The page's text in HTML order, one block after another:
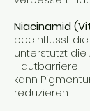
Niacinamid
beeinflusst
unterstützt
Hautbarriere
kann
reduzieren